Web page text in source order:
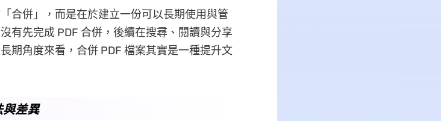
合併」，而是在於建立一份可以長期使用與管
有先完成 PDF 合併，後續在搜尋、閱讀與分享
期角度來看，合併 PDF 檔案其實是一種提升文
與差異